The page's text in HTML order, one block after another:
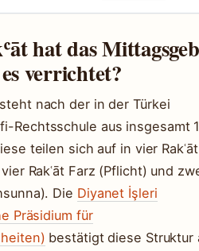
hat das
verrichtet?
nach der in der Türkei
Rechtsschule aus insgesamt
teilen sich auf in vier Rakʿāt
Rakʿāt Farz (Pflicht) und
Die Diyanet İşleri
Präsidium für
bestätigt diese Struktur